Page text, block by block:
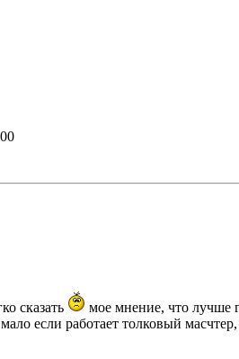
сказать
мое мнение, что лучше
если работает толковый